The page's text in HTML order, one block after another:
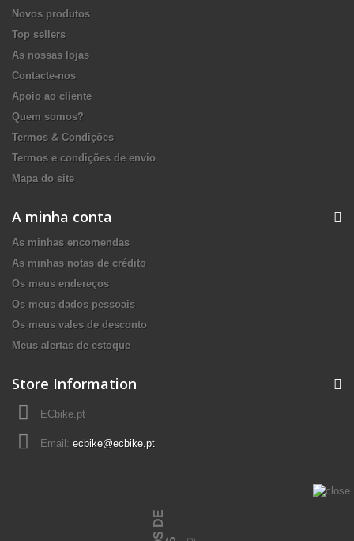
Novos produtos
Top sellers
As nossas lojas
Contacte-nos
Apoio ao cliente
Quem somos?
Termos & Condições
Termos e condições de envio
Mapa do site
A minha conta
As minhas encomendas
As minhas notas de crédito
Os meus endereços
Os meus dados pessoais
Os meus vales de desconto
Meus alertas de estoque
Store Information
ECbike.pt
Email: ecbike@ecbike.pt